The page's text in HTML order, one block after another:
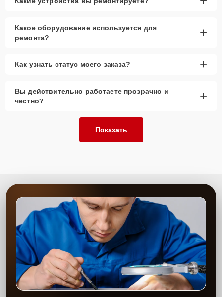
Какое оборудование используется для
ремонта?
+
Как узнать статус моего заказа? +
Вы действительно работаете прозрачно и
честно?
+
Показать